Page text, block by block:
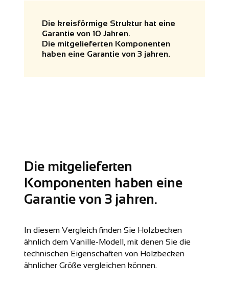
Die kreisförmige Struktur hat eine
Garantie von 10 Jahren.
Die mitgelieferten Komponenten
haben eine Garantie von 3 jahren.
Die mitgelieferten
Komponenten haben eine
Garantie von 3 jahren.
In diesem Vergleich finden Sie Holzbecken
ähnlich dem Vanille-Modell, mit denen Sie die
technischen Eigenschaften von Holzbecken
ähnlicher Größe vergleichen können.